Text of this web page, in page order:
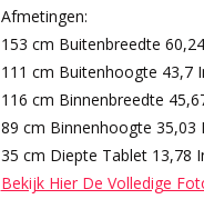
Afmetingen:
153 cm Buitenbreedte
111 cm Buitenhoogte 43,7
116 cm Binnenbreedte
89 cm Binnenhoogte 35,03
35 cm Diepte Tablet 13,78
Bekijk Hier De Volledige